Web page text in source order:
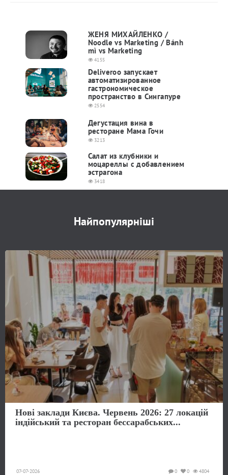
ЖЕНЯ МИХАЙЛЕНКО /
Noodle vs Marketing / Bánh
mì vs Marketing
4155
Deliveroo запускает
автоматизированное
гастрономическое
пространство в Сингапуре
2554
Дегустация вина в
ресторане Мама Гочи
3213
Салат из клубники и
моцареллы с добавлением
эстрагона
3418
Найпопулярніші
Нові заклади Києва. Червень 2026: 27 локацій
індійський та ресторан бессарабських...
07-07-2026 4804
0
0